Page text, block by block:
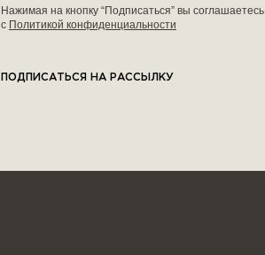
Нажимая на кнопку “Подписаться” вы соглашаетесь
с Политикой конфиденциальности
ПОДПИСАТЬСЯ НА РАССЫЛКУ